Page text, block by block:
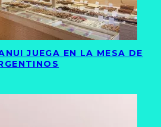
JUEGA EN LA MESA DE